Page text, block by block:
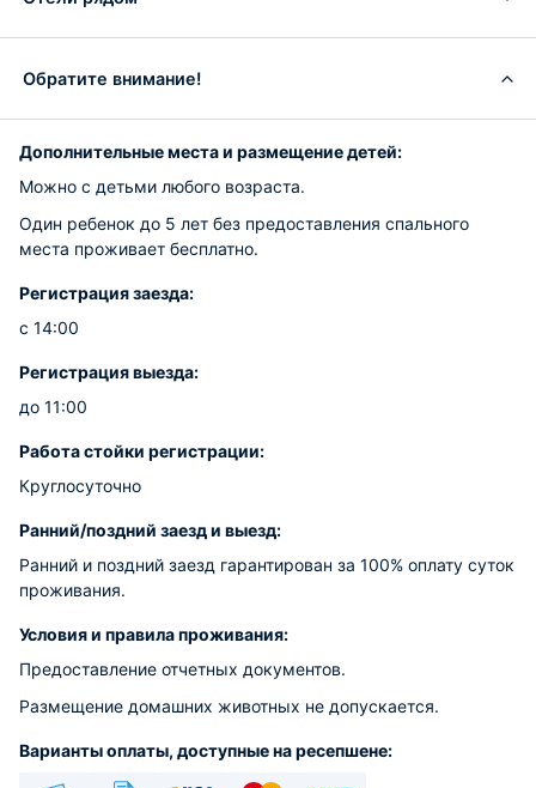
Обратите внимание!
Дополнительные места и размещение детей:
Можно с детьми любого возраста.
Один ребенок до 5 лет без предоставления спального
места проживает бесплатно.
Регистрация заезда:
с 14:00
Регистрация выезда:
до 11:00
Работа стойки регистрации:
Круглосуточно
Ранний/поздний заезд и выезд:
Ранний и поздний заезд гарантирован за 100% оплату суток
проживания.
Условия и правила проживания:
Предоставление отчетных документов.
Размещение домашних животных не допускается.
Варианты оплаты, доступные на ресепшене: